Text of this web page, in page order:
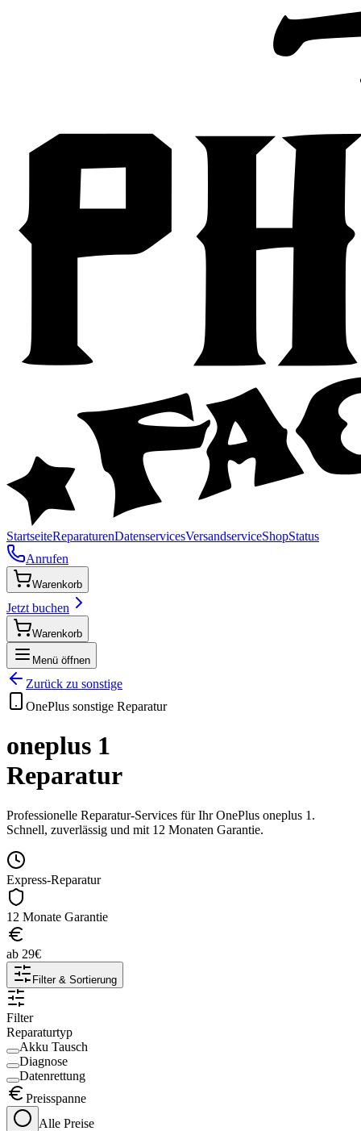
StartseiteReparaturenDatenservicesVersandserviceShopStatus
Anrufen
Warenkorb
Jetzt buchen
Warenkorb
Menü öffnen
Zurück zu sonstige
OnePlus sonstige Reparatur
oneplus 1
Reparatur
Professionelle Reparatur-Services für IhrOnePlus oneplus 1 .
Schnell, zuverlässig und mit 12 Monaten Garantie.
Express-Reparatur
12 Monate Garantie
ab 29€
Filter & Sortierung
Filter
Reparaturtyp
Akku Tausch
Diagnose
Datenrettung
Preisspanne
Alle Preise